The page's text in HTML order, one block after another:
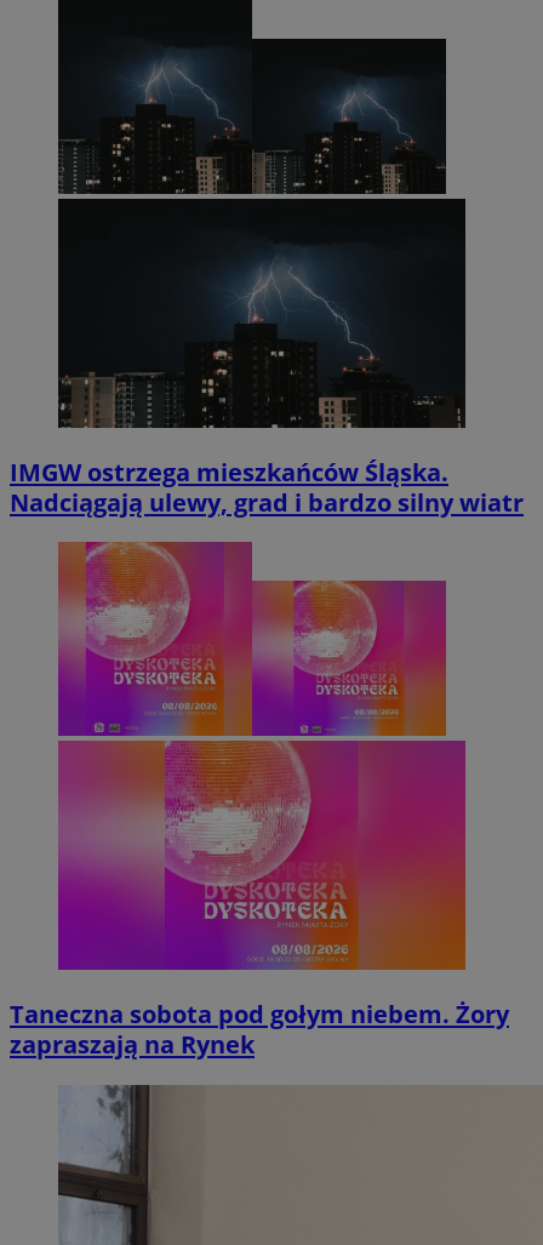
IMGW ostrzega mieszkańców Śląska.
Nadciągają ulewy, grad i bardzo silny wiatr
Taneczna sobota pod gołym niebem. Żory
zapraszają na Rynek